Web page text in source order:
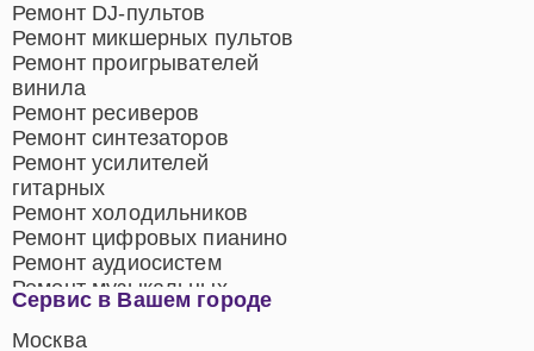
Сервис в Вашем городе
Москва
Ремонт DJ-пультов
Ремонт микшерных пультов
Ремонт проигрывателей
винила
Ремонт ресиверов
Ремонт синтезаторов
Ремонт усилителей
гитарных
Ремонт холодильников
Ремонт цифровых пианино
Ремонт аудиосистем
Ремонт музыкальных
центров
Ремонт домашних